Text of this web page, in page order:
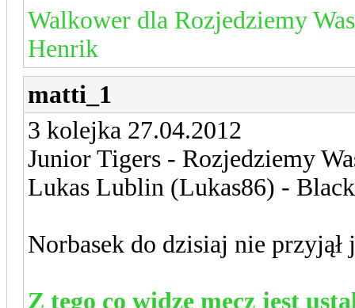
Walkower dla Rozjedziemy
Henrik
matti_1
3 kolejka 27.04.2012
Junior Tigers - Rozjedziemy
Lukas Lublin (Lukas86) -
Norbasek do dzisiaj nie przyjął
Z tego co widzę mecz jest